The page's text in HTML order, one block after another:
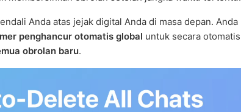
Anda atas jejak digital Anda di masa depan. Anda
penghancur otomatis global untuk secara otomatis
obrolan baru.